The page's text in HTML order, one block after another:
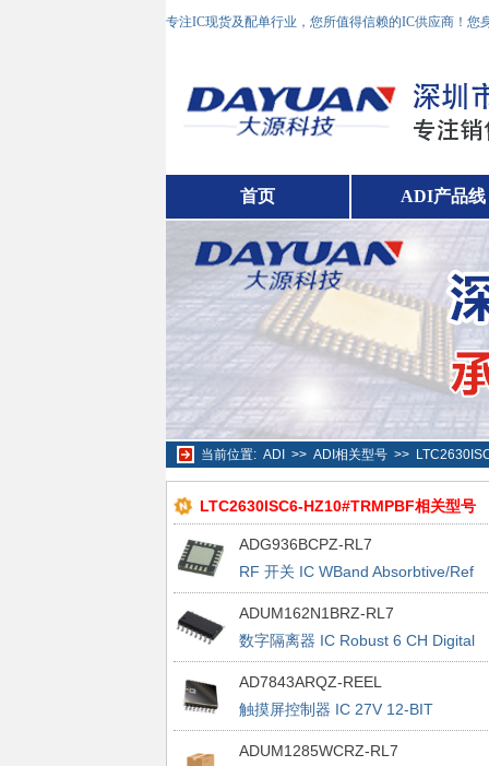
专注IC现货及配单行业，您所值得信赖的IC供应商！
首页 ADI产品线
当前位置: ADI >> ADI相关型号>>
LTC2630ISC6-HZ10#TRMPBF相关型号
ADG936BCPZ-RL7
RF 开关 IC WBand Absorbtive/Ref
lective Dual SPDT IC
ADUM162N1BRZ-RL7
数字隔离器 IC Robust 6 CH Digital
ISO, 4/2
AD7843ARQZ-REEL
触摸屏控制器 IC 27V 12-BIT
TouchScrn Digitizer
ADUM1285WCRZ-RL7